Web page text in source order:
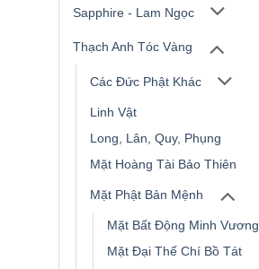
Sapphire - Lam Ngọc
Thạch Anh Tóc Vàng
Các Đức Phật Khác
Linh Vật
Long, Lân, Quy, Phụng
Mặt Hoàng Tài Bảo Thiên
Mặt Phật Bản Mệnh
Mặt Bất Động Minh Vương
Mặt Đại Thế Chí Bồ Tát